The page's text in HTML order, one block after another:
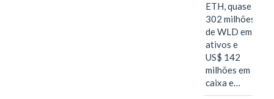
ETH, quase
302 milhões
de WLD em
ativos e
US$ 142
milhões em
caixa e…